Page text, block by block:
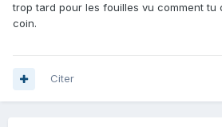
trop tard pour les fouilles vu comment tu
coin.
Citer